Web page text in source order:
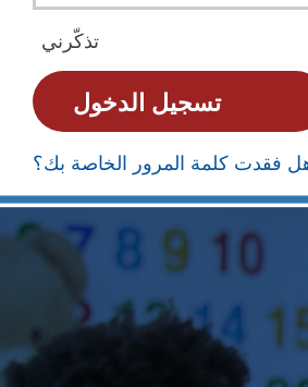
تذكّرني
فقدت كلمة المرور الخاصة بك؟